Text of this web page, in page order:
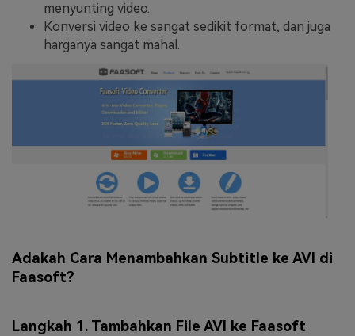
menyunting video.
Konversi video ke sangat sedikit format, dan juga
harganya sangat mahal.
Adakah Cara Menambahkan Subtitle ke AVI di
Faasoft?
Langkah 1. Tambahkan File AVI ke Faasoft